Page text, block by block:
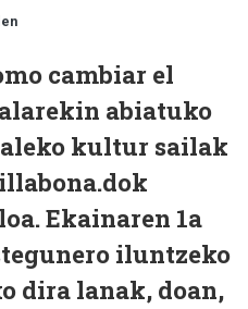
cambiar el
abiatuko
kultur sailak
Ekainaren 1a
iluntzeko
dira lanak, doan,